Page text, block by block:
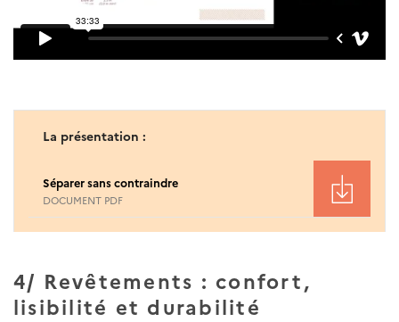
La présentation :
Séparer sans contraindre
DOCUMENT PDF
4/ Revêtements : confort,
lisibilité et durabilité